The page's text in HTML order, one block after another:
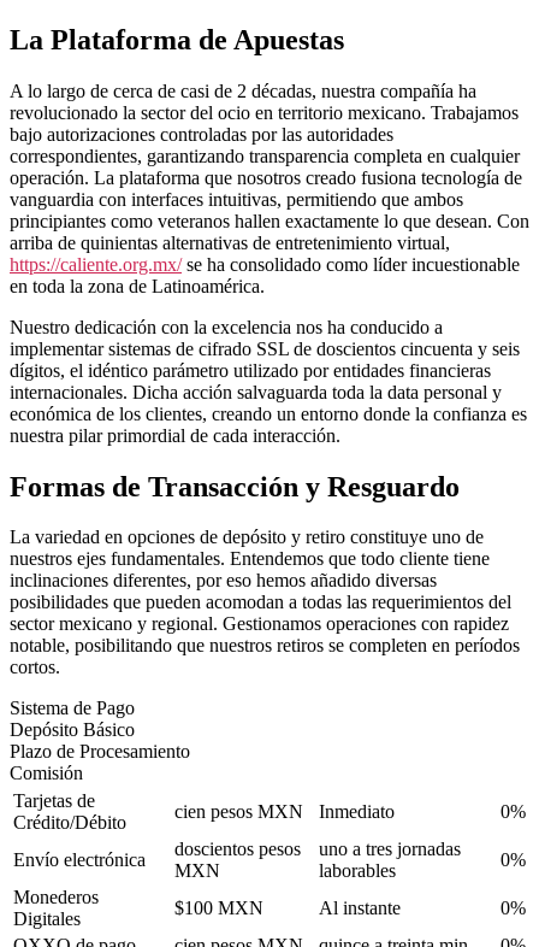
La Plataforma de Apuestas
A lo largo de cerca de casi de 2 décadas, nuestra compañía ha
revolucionado la sector del ocio en territorio mexicano. Trabajamos
bajo autorizaciones controladas por las autoridades
correspondientes, garantizando transparencia completa en cualquier
operación. La plataforma que nosotros creado fusiona tecnología de
vanguardia con interfaces intuitivas, permitiendo que ambos
principiantes como veteranos hallen exactamente lo que desean. Con
arriba de quinientas alternativas de entretenimiento virtual,
https://caliente.org.mx/se ha consolidado como líder incuestionable
en toda la zona de Latinoamérica.
Nuestro dedicación con la excelencia nos ha conducido a
implementar sistemas de cifrado SSL de doscientos cincuenta y seis
dígitos, el idéntico parámetro utilizado por entidades financieras
internacionales. Dicha acción salvaguarda toda la data personal y
económica de los clientes, creando un entorno donde la confianza es
nuestra pilar primordial de cada interacción.
Formas de Transacción y Resguardo
La variedad en opciones de depósito y retiro constituye uno de
nuestros ejes fundamentales. Entendemos que todo cliente tiene
inclinaciones diferentes, por eso hemos añadido diversas
posibilidades que pueden acomodan a todas las requerimientos del
sector mexicano y regional. Gestionamos operaciones con rapidez
notable, posibilitando que nuestros retiros se completen en períodos
cortos.
Sistema de Pago
Depósito Básico
Plazo de Procesamiento
Comisión
Tarjetas de
Crédito/Débito
cien pesos MXN Inmediato 0%
Envío electrónica
doscientos pesos
MXN
uno a tres jornadas
laborables
0%
Monederos
Digitales
$100 MXN Al instante
0%